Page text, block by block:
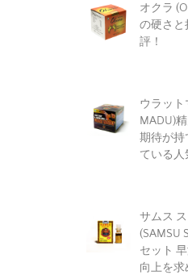
オクラ
の硬さと
評！
ウラット
MADU)
期待が持
ている人
サムス
(SAMSU
セット
向上を求